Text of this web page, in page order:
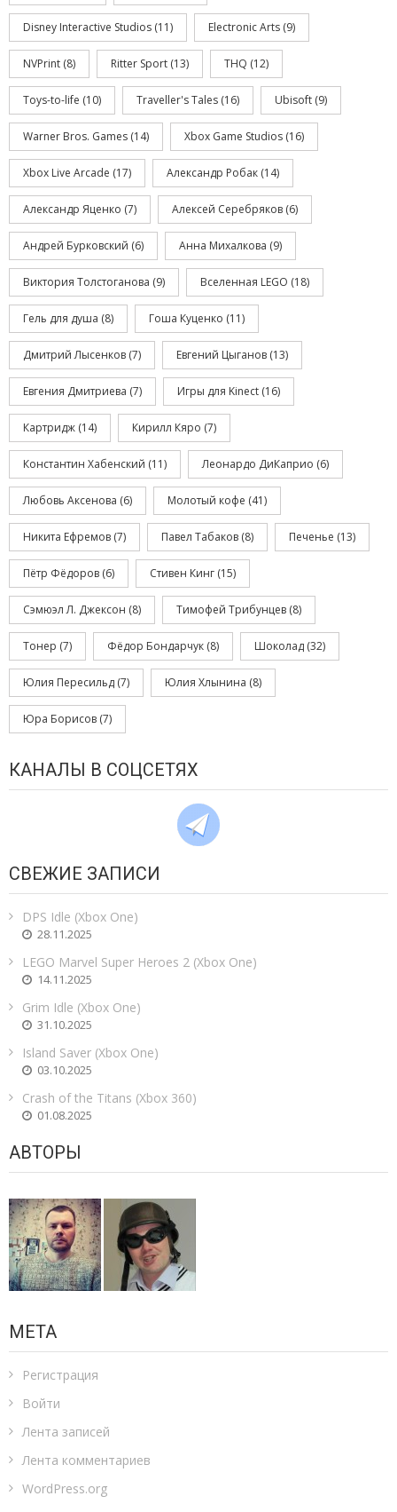
Disney Interactive Studios (11) Electronic Arts (9)
NVPrint (8) Ritter Sport (13) THQ (12)
Toys-to-life (10) Traveller's Tales (16) Ubisoft (9)
Warner Bros. Games (14) Xbox Game Studios (16)
Xbox Live Arcade (17) Александр Робак (14)
Александр Яценко (7) Алексей Серебряков (6)
Андрей Бурковский (6) Анна Михалкова (9)
Виктория Толстоганова (9) Вселенная LEGO (18)
Гель для душа (8) Гоша Куценко (11)
Дмитрий Лысенков (7) Евгений Цыганов (13)
Евгения Дмитриева (7) Игры для Kinect (16)
Картридж (14) Кирилл Кяро (7)
Константин Хабенский (11) Леонардо ДиКаприо (6)
Любовь Аксенова (6) Молотый кофе (41)
Никита Ефремов (7) Павел Табаков (8) Печенье (13)
Пётр Фёдоров (6) Стивен Кинг (15)
Сэмюэл Л. Джексон (8) Тимофей Трибунцев (8)
Тонер (7) Фёдор Бондарчук (8) Шоколад (32)
Юлия Пересильд (7) Юлия Хлынина (8)
Юра Борисов (7)
КАНАЛЫ В СОЦСЕТЯХ
СВЕЖИЕ ЗАПИСИ
DPS Idle (Xbox One)
28.11.2025
LEGO Marvel Super Heroes 2 (Xbox One)
14.11.2025
Grim Idle (Xbox One)
31.10.2025
Island Saver (Xbox One)
03.10.2025
Crash of the Titans (Xbox 360)
01.08.2025
АВТОРЫ
МЕТА
Регистрация
Войти
Лента записей
Лента комментариев
WordPress.org